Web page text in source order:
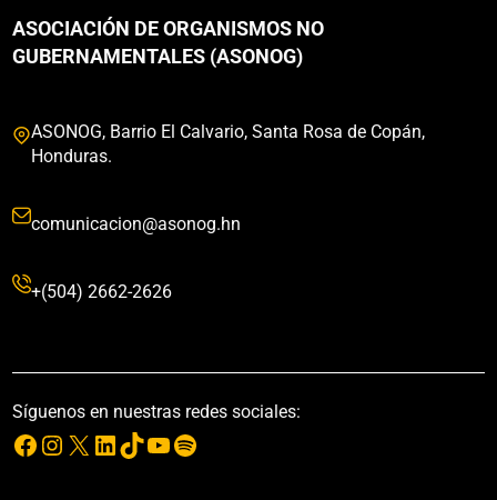
ASOCIACIÓN DE ORGANISMOS NO
GUBERNAMENTALES (ASONOG)
ASONOG, Barrio El Calvario, Santa Rosa de Copán,
Honduras.
comunicacion@asonog.hn
+(504) 2662-2626
Síguenos en nuestras redes sociales: